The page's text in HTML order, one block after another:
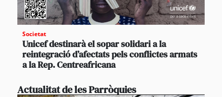
Societat
Unicef destinarà el sopar solidari a la
reintegració d’afectats pels conflictes armats
a la Rep. Centreafricana
Actualitat de les Parròquies